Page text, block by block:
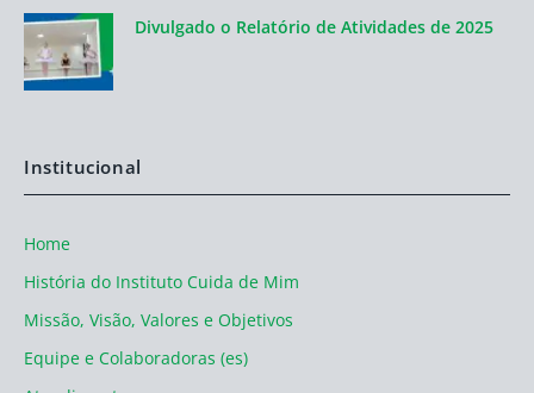
Divulgado o Relatório de Atividades de 2025
Institucional
Home
História do Instituto Cuida de Mim
Missão, Visão, Valores e Objetivos
Equipe e Colaboradoras (es)